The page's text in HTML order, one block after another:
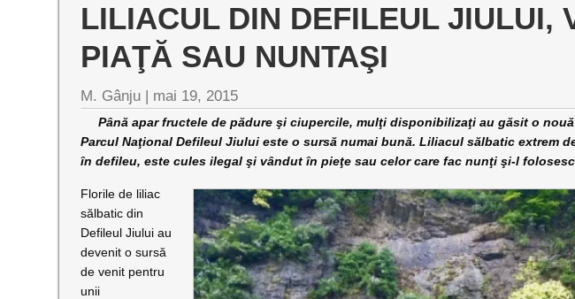
LILIACUL DIN DEFILEUL JIULUI,
PIAŢĂ SAU NUNTAŞI
M. Gânju | mai 19, 2015
Până apar fructele de pădure şi ciupercile, mulţi disponibilizaţi au găsit o
Parcul Naţional Defileul Jiului este o sursă numai bună. Liliacul sălbatic extrem
în defileu, este cules ilegal şi vândut în pieţe sau celor care fac nunţi şi-l
Florile de liliac
sălbatic din
Defileul Jiului au
devenit o sursă
de venit pentru
unii